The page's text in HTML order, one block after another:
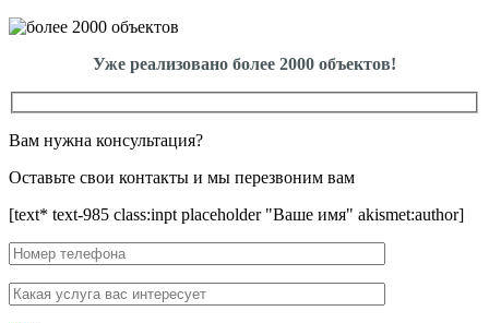
Уже реализовано более 2000 объектов!
Вам нужна консультация?
Оставьте свои контакты и мы перезвоним вам
[text* text-985 class:inpt placeholder "Ваше имя" akismet:author]